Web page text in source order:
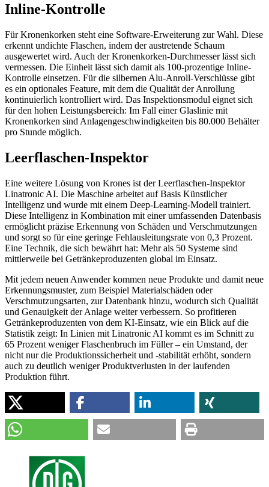
Inline-Kontrolle
Für Kronenkorken steht eine Software-Erweiterung zur Wahl. Diese
erkennt undichte Flaschen, indem der austretende Schaum
ausgewertet wird. Auch der Kronenkorken-Durchmesser lässt sich
vermessen. Die Einheit lässt sich damit als 100-prozentige Inline-
Kontrolle einsetzen. Für die silbernen Alu-Anroll-Verschlüsse gibt
es ein optionales Feature, mit dem die Qualität der Anrollung
kontinuierlich kontrolliert wird. Das Inspektionsmodul eignet sich
für den hohen Leistungsbereich: Im Fall einer Glaslinie mit
Kronenkorken sind Anlagengeschwindigkeiten bis 80.000 Behälter
pro Stunde möglich.
Leerflaschen-Inspektor
Eine weitere Lösung von Krones ist der Leerflaschen-Inspektor
Linatronic AI. Die Maschine arbeitet auf Basis Künstlicher
Intelligenz und wurde mit einem Deep-Learning-Modell trainiert.
Diese Intelligenz in Kombination mit einer umfassenden Datenbasis
ermöglicht präzise Erkennung von Schäden und Verschmutzungen
und sorgt so für eine geringe Fehlausleitungsrate von 0,3 Prozent.
Eine Technik, die sich bewährt hat: Mehr als 50 Systeme sind
mittlerweile bei Getränkeproduzenten global im Einsatz.
Mit jedem neuen Anwender kommen neue Produkte und damit neue
Erkennungsmuster, zum Beispiel Materialschäden oder
Verschmutzungsarten, zur Datenbank hinzu, wodurch sich Qualität
und Genauigkeit der Anlage weiter verbessern. So profitieren
Getränkeproduzenten von dem KI-Einsatz, wie ein Blick auf die
Statistik zeigt: In Linien mit Linatronic AI kommt es im Schnitt zu
65 Prozent weniger Flaschenbruch im Füller – ein Umstand, der
nicht nur die Produktionssicherheit und -stabilität erhöht, sondern
auch zu deutlich weniger Produktverlusten in der laufenden
Produktion führt.